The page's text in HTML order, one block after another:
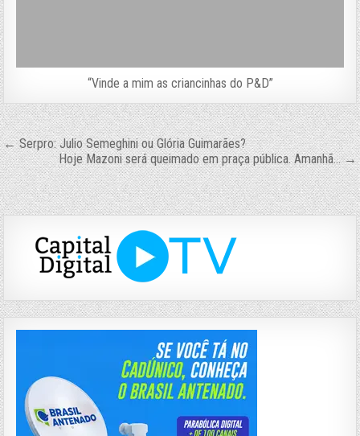
“Vinde a mim as criancinhas do P&D”
Navegação
de
Post
← Serpro: Julio Semeghini ou Glória Guimarães?
Hoje Mazoni será queimado em praça pública. Amanhã… →